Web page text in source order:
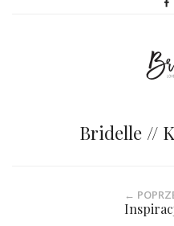
Bridelle //
←